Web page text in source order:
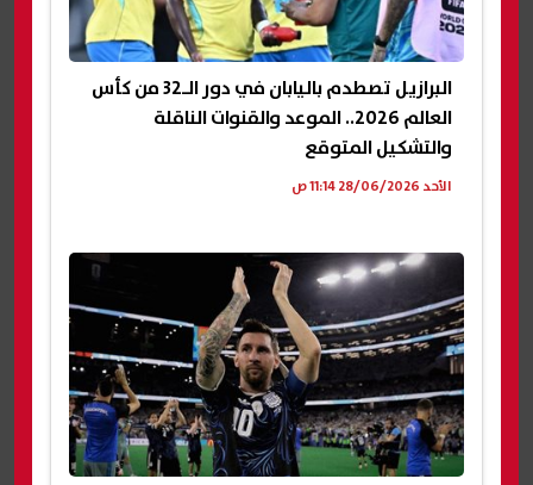
البرازيل تصطدم باليابان في دور الـ32 من كأس
العالم 2026.. الموعد والقنوات الناقلة
والتشكيل المتوقع
الأحد 28/06/2026 11:14 ص